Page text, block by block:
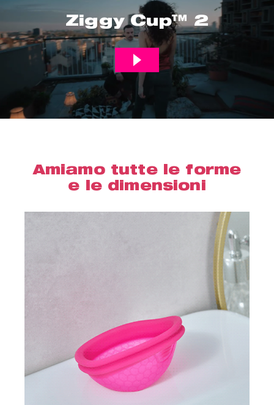
Ziggy Cup™ 2
Amiamo tutte le forme
e le dimensioni